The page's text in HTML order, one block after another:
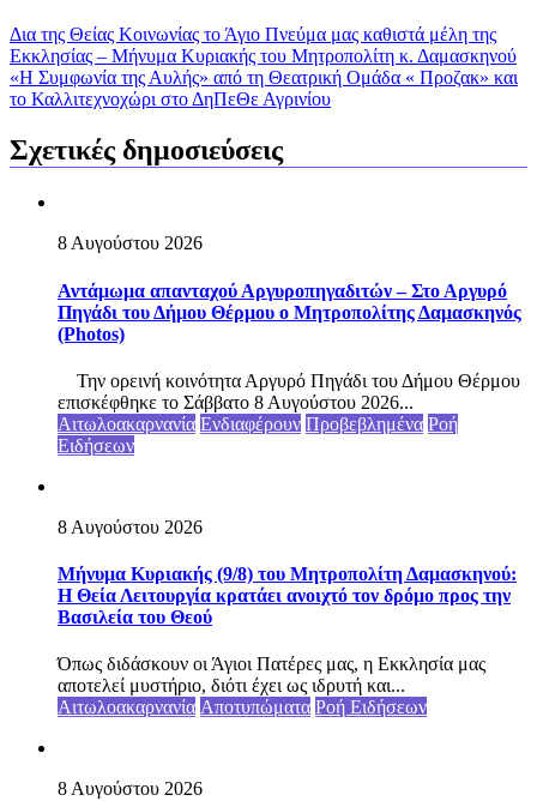
Δια της Θείας Κοινωνίας το Άγιο Πνεύμα μας καθιστά μέλη της
Εκκλησίας – Mήνυμα Κυριακής του Μητροπολίτη κ. Δαμασκηνού
«Η Συμφωνία της Αυλής» από τη Θεατρική Ομάδα « Προζακ» και
το Καλλιτεχνοχώρι στο ΔηΠεΘε Αγρινίου
Σχετικές δημοσιεύσεις
8 Αυγούστου 2026
Αντάμωμα απανταχού Αργυροπηγαδιτών – Στο Αργυρό
Πηγάδι του Δήμου Θέρμου ο Μητροπολίτης Δαμασκηνός
(Photos)
Την ορεινή κοινότητα Αργυρό Πηγάδι του Δήμου Θέρμου
επισκέφθηκε το Σάββατο 8 Αυγούστου 2026...
Αιτωλοακαρνανία Ενδιαφέρουν Προβεβλημένα Ροή
Ειδήσεων
8 Αυγούστου 2026
Μήνυμα Κυριακής (9/8) του Μητροπολίτη Δαμασκηνού:
Η Θεία Λειτουργία κρατάει ανοιχτό τον δρόμο προς την
Βασιλεία του Θεού
Όπως διδάσκουν οι Άγιοι Πατέρες μας, η Εκκλησία μας
αποτελεί μυστήριο, διότι έχει ως ιδρυτή και...
Αιτωλοακαρνανία Αποτυπώματα Ροή Ειδήσεων
8 Αυγούστου 2026